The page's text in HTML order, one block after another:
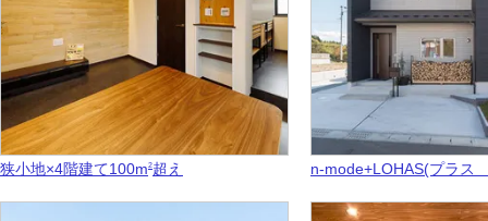
狭小地×4階建て100m2超え n-mode+LOHAS(プラス